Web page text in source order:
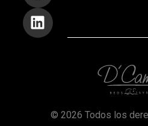
© 2026 Todos los